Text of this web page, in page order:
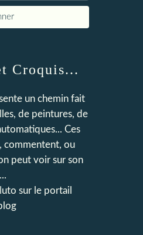
Croquis...
un chemin fait
de peintures, de
Ces
commentent, ou
peut voir sur son
sur le portail